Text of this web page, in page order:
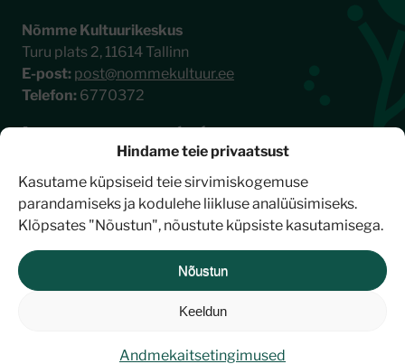
Hindame teie privaatsust
Kasutame küpsiseid teie sirvimiskogemuse
parandamiseks ja kodulehe liikluse analüüsimiseks.
Klõpsates "Nõustun", nõustute küpsiste kasutamisega.
Nõustun
Keeldun
Andmekaitsetingimused
Nõmme Kultuurikeskus
Turu plats 2, 11614 Tallinn
E-post: post@nommekultuur.ee
Telefon: 6770372
Liitu meie uudiskirjaga
© Nõmme Kultuurikeskus 2026
Veebidisain ja -arendus: